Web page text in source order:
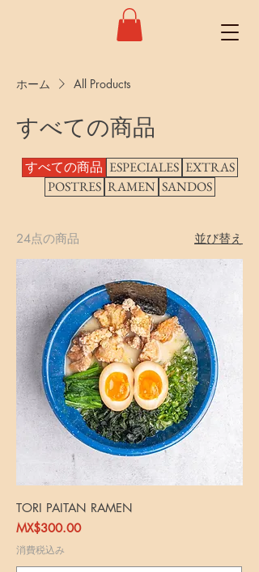
ホーム All Products
すべての商品
すべての商品 ESPECIALES EXTRAS
POSTRES RAMEN SANDOS
24点の商品 並び替え
TORI PAITAN RAMEN
価格
MX$300.00
消費税込み